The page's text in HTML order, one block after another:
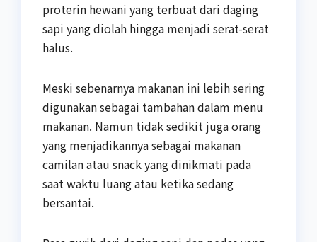
proterin hewani yang terbuat dari daging
sapi yang diolah hingga menjadi serat-serat
halus.
Meski sebenarnya makanan ini lebih sering
digunakan sebagai tambahan dalam menu
makanan. Namun tidak sedikit juga orang
yang menjadikannya sebagai makanan
camilan atau snack yang dinikmati pada
saat waktu luang atau ketika sedang
bersantai.